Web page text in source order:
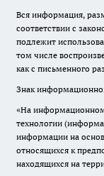
Вся информация,
соответствии с
подлежит
том числе
как с письменного
Знак
«На
технологии
информации на
относящихся к
находящихся на